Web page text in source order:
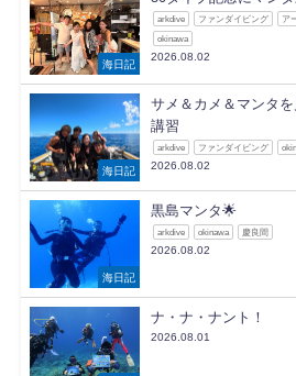
海日記
arkdive ファンダイビング ア
okinawa
2026.08.02
海日記
サメ＆カメ＆マンタ
講習
arkdive ファンダイビング
2026.08.02
海日記
黒島マンタ🌟
arkdive okinawa 慶良間
2026.08.02
ナ・ナ・ナント！
2026.08.01